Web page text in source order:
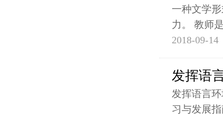
一种文学
力。 教师
2018-09-14
发挥语
发挥语言
习与发展